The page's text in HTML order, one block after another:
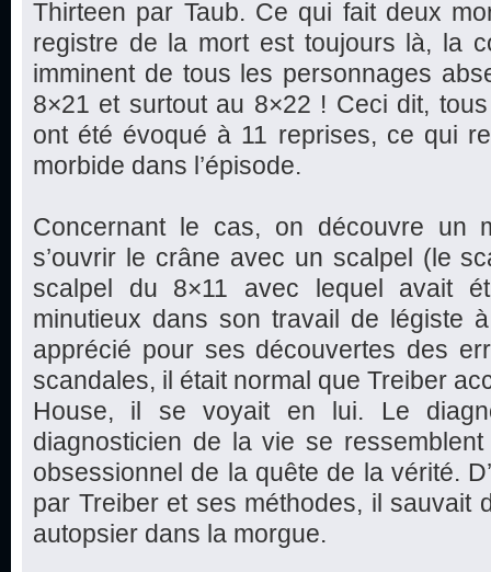
Thirteen par Taub. Ce qui fait deux
registre de la mort est toujours là, la
imminent de tous les personnages
8×21 et surtout au 8×22 ! Ceci dit,
ont été évoqué à 11 reprises, ce qui
morbide dans l’épisode.
Concernant le cas, on découvre un
s’ouvrir le crâne avec un scalpel (le
scalpel du 8×11 avec lequel avait
minutieux dans son travail de légiste
apprécié pour ses découvertes des
scandales, il était normal que Treiber
House, il se voyait en lui. Le
diagnosticien de la vie se
obsessionnel de la quête de la vérité.
par Treiber et ses méthodes, il sauvait
autopsier dans la morgue.